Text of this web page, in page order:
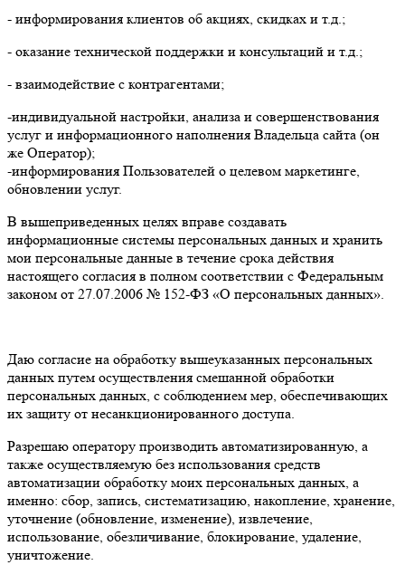
- информирования клиентов об акциях, скидках и т.д.;
- оказание технической поддержки и консультаций и т.д.;
- взаимодействие с контрагентами;
-индивидуальной настройки, анализа и совершенствования
услуг и информационного наполнения Владельца сайта (он
же Оператор);
-информирования Пользователей о целевом маркетинге,
обновлении услуг.
В вышеприведенных целях вправе создавать
информационные системы персональных данных и хранить
мои персональные данные в течение срока действия
настоящего согласия в полном соответствии с Федеральным
законом от 27.07.2006 № 152-ФЗ «О персональных данных».
Даю согласие на обработку вышеуказанных персональных
данных путем осуществления смешанной обработки
персональных данных, с соблюдением мер, обеспечивающих
их защиту от несанкционированного доступа.
Разрешаю оператору производить автоматизированную, а
также осуществляемую без использования средств
автоматизации обработку моих персональных данных, а
именно: сбор, запись, систематизацию, накопление, хранение,
уточнение (обновление, изменение), извлечение,
использование, обезличивание, блокирование, удаление,
уничтожение.